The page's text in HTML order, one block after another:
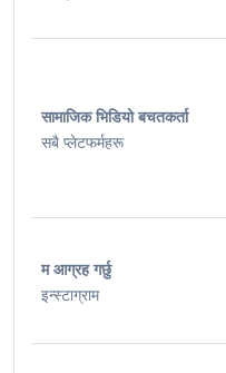
सामाजिक भिडियो बचतकर्ता
सबै प्लेटफर्महरू
म आग्रह गर्छु
इन्स्टाग्राम